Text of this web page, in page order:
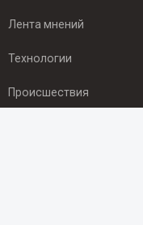
Лента мнений
Технологии
Происшествия